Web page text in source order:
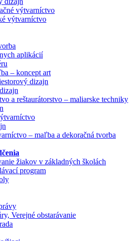
výtvarníctvo
výtvarníctvo
aplikácií
– koncept art
dizajn
a reštaurátorstvo – maliarske techniky
– maľba a dekoračná tvorba
žiakov v základných školách
program
Verejné obstarávanie